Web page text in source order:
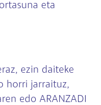
eta
ezin daiteke
horri jarraituz,
edo ARANZADI